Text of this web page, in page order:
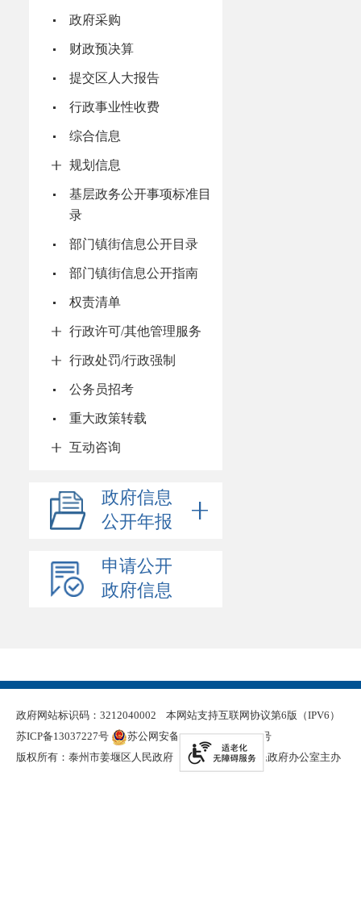
政府采购
财政预决算
提交区人大报告
行政事业性收费
综合信息
规划信息
基层政务公开事项标准目
录
部门镇街信息公开目录
部门镇街信息公开指南
权责清单
行政许可/其他管理服务
行政处罚/行政强制
公务员招考
重大政策转载
互动咨询
政府信息
公开年报
申请公开
政府信息
政府网站标识码：3212040002
本网站支持互联网协议第6版（IPV6）
苏ICP备13037227号
苏公网安备 32120402000321号
版权所有：泰州市姜堰区人民政府
泰州市姜堰区人民政府办公室主办